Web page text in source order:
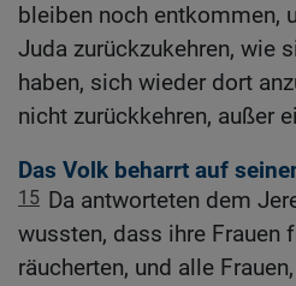
bleiben noch entkommen,
Juda zurückzukehren, wie
haben, sich wieder dort
nicht zurückkehren, außer
Das Volk beharrt auf
15 Da antworteten dem
wussten, dass ihre Frauen
räucherten, und alle